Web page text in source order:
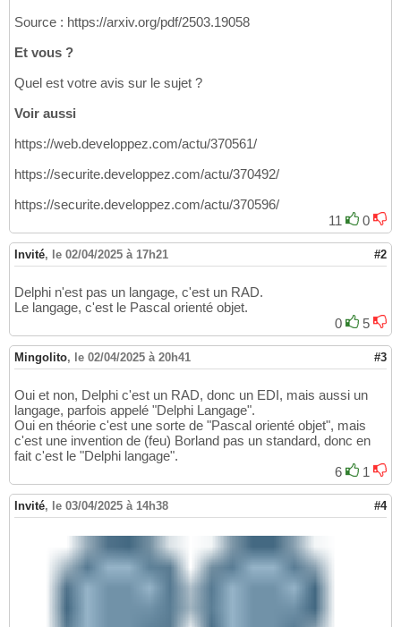
Source : https://arxiv.org/pdf/2503.19058
Et vous ?
Quel est votre avis sur le sujet ?
Voir aussi
https://web.developpez.com/actu/370561/
https://securite.developpez.com/actu/370492/
https://securite.developpez.com/actu/370596/
11
0
Invité, le 02/04/2025 à 17h21 #2
Delphi n'est pas un langage, c'est un RAD.
Le langage, c'est le Pascal orienté objet.
0
5
Mingolito, le 02/04/2025 à 20h41 #3
Oui et non, Delphi c'est un RAD, donc un EDI, mais aussi un
langage, parfois appelé "Delphi Langage".
Oui en théorie c'est une sorte de "Pascal orienté objet", mais
c'est une invention de (feu) Borland pas un standard, donc en
fait c'est le "Delphi langage".
6
1
Invité, le 03/04/2025 à 14h38 #4